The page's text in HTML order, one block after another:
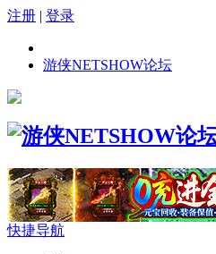
注册 | 登录
游侠NETSHOW论坛
快捷导航